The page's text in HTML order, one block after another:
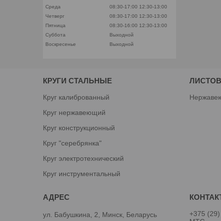
Среда
08:30-17:00 12:30-13:00
Четверг
08:30-17:00 12:30-13:00
Пятница
08:30-16:00 12:30-13:00
Суббота
Выходной
Воскресенье
Выходной
КРУГИ СТАЛЬНЫЕ
Круг калиброванный
Круг нержавеющий
Круг конструкционный
Круг "серебрянка"
Круг электротехнический
Круг инструментальный
ул. Бабушкина, 2, Минск, Беларусь
+375